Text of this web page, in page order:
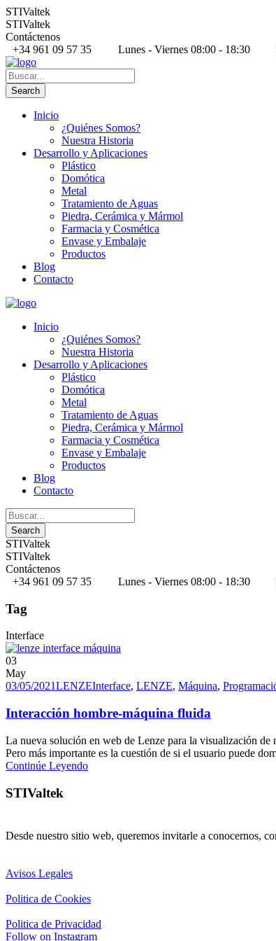
STIValtek
STIValtek
Contáctenos
+34 961 09 57 35
Lunes - Viernes 08:00 - 18:30
Inicio
¿Quiénes Somos?
Nuestra Historia
Desarrollo y Aplicaciones
Plástico
Domótica
Metal
Tratamiento de Aguas
Piedra, Cerámica y Mármol
Farmacia y Cosmética
Envase y Embalaje
Productos
Blog
Contacto
Inicio
¿Quiénes Somos?
Nuestra Historia
Desarrollo y Aplicaciones
Plástico
Domótica
Metal
Tratamiento de Aguas
Piedra, Cerámica y Mármol
Farmacia y Cosmética
Envase y Embalaje
Productos
Blog
Contacto
STIValtek
STIValtek
Contáctenos
+34 961 09 57 35
Lunes - Viernes 08:00 - 18:30
Tag
Interface
03
May
03/05/2021LENZEInterface, LENZE, Máquina,
Interacción hombre-máquina fluida
La nueva solución en web de Lenze para la visualización
Pero más importante es la cuestión de si el usuario puede
Continúe Leyendo
STIValtek
Desde nuestro sitio web, queremos invitarle a conocernos,
Avisos Legales
Politica de Cookies
Politica de Privacidad
Follow on Instagram